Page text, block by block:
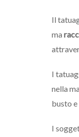
Il
ma
I
nella
busto e
I